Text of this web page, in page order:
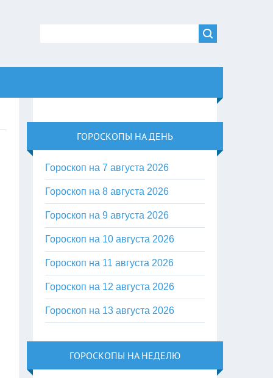
ГОРОСКОПЫ НА ДЕНЬ
Гороскоп на 7 августа 2026
Гороскоп на 8 августа 2026
Гороскоп на 9 августа 2026
Гороскоп на 10 августа 2026
Гороскоп на 11 августа 2026
Гороскоп на 12 августа 2026
Гороскоп на 13 августа 2026
ГОРОСКОПЫ НА НЕДЕЛЮ